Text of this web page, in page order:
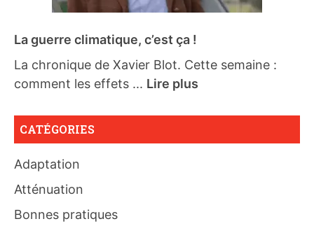
La guerre climatique, c’est ça !
La chronique de Xavier Blot. Cette semaine :
comment les effets ... Lire plus
CATÉGORIES
Adaptation
Atténuation
Bonnes pratiques